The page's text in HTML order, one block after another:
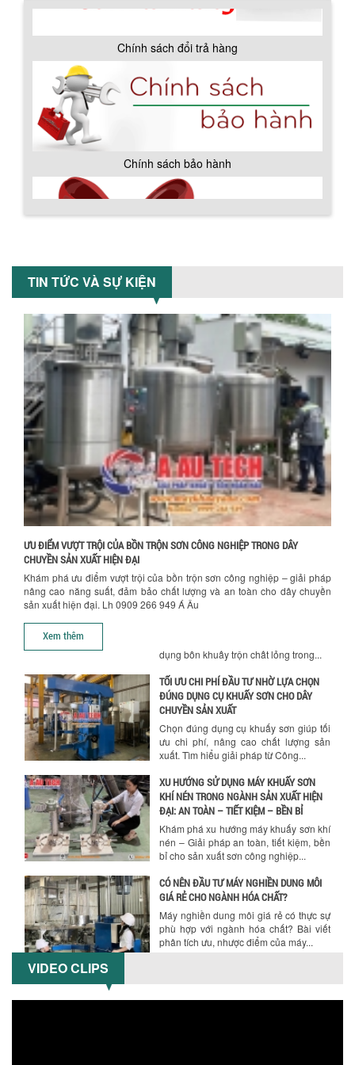
Hướng dẫn thanh toán mua hàng
TIN TỨC VÀ SỰ KIỆN
ƯU ĐIỂM VƯỢT TRỘI CỦA BỒN TRỘN SƠN CÔNG NGHIỆP TRONG DÂY
CHUYỀN SẢN XUẤT HIỆN ĐẠI
Khám phá ưu điểm vượt trội của bồn trộn sơn công nghiệp – giải pháp
nâng cao năng suất, đảm bảo chất lượng và an toàn cho dây chuyền
sản xuất hiện đại. Lh 0909 266 949 Á Âu
Xem thêm
suất cao, kiểm soát nhiệt tốt, tiết kiệm
ƯU ĐÃI ĐẶC BIỆT: GIÁ MÁY KHUẤY SƠN
CÔNG NGHIỆP GIẢM SỐC
Ưu đãi đặc biệt: Giá máy khuấy sơn
công nghiệp giảm sốc lên đến 20%.
Tiết kiệm chi phí, nhận ngay máy
TỐI ƯU CHI PHÍ SẢN XUẤT VỚI MÁY TRỘN
SƠN CÔNG NGHIỆP HIỆN ĐẠI
Khám phá cách máy trộn sơn công
nghiệp giúp doanh nghiệp tiết kiệm
CHỌN MÁY KHUẤY TRỘN HÓA CHẤT CHO
Khám phá những tiêu chí quan trọng
giúp doanh nghiệp lựa chọn máy khuấy
trộn hóa chất phù hợp. Từ máy khuấy
hóa...
NHỮNG YẾU TỐ QUYẾT ĐỊNH KHI CHỌN
BỒN KHUẤY SƠN: VẬT LIỆU, DUNG TÍCH VÀ
CÔNG SUẤT KHUẤY
Khám phá các yếu tố quan trọng khi
chọn bồn khuấy sơn: Vật liệu, dung tích
và công suất khuấy. Giải pháp tối...
BỒN KHUẤY TRỘN CHẤT LỎNG CHO
NGÀNH HÓA CHẤT: NHỮNG YẾU TỐ QUYẾT
ĐỊNH CHẤT LƯỢNG SẢN PHẨM CUỐI
CÙNG
Khám phá những yếu tố quan trọng
quyết định chất lượng sản phẩm khi sử
dụng bồn khuấy trộn chất lỏng trong...
TỐI ƯU CHI PHÍ ĐẦU TƯ NHỜ LỰA CHỌN
ĐÚNG DỤNG CỤ KHUẤY SƠN CHO DÂY
CHUYỀN SẢN XUẤT
xuất. Tìm hiểu giải pháp từ Công...
XU HƯỚNG SỬ DỤNG MÁY KHUẤY SƠN
KHÍ NÉN TRONG NGÀNH SẢN XUẤT HIỆN
ĐẠI: AN TOÀN – TIẾT KIỆM – BỀN BỈ
Khám phá xu hướng máy khuấy sơn khí
nén – Giải pháp an toàn, tiết kiệm, bền
bỉ cho sản xuất sơn công nghiệp...
CÓ NÊN ĐẦU TƯ MÁY NGHIỀN DUNG MÔI
GIÁ RẺ CHO NGÀNH HÓA CHẤT?
Máy nghiền dung môi giá rẻ có thực sự
phù hợp với ngành hóa chất? Bài viết
phân tích ưu, nhược điểm của máy...
5 LỢI ÍCH NỔI BẬT KHI SỬ DỤNG MÁY
KHUẤY SƠN DÙNG ĐIỆN TRONG SẢN XUẤT
Khám phá 5 lợi ích khi sử dụng máy
khuấy sơn dùng điện: nâng cao chất
lượng, tiết kiệm chi phí, tăng năng
VIDEO CLIPS